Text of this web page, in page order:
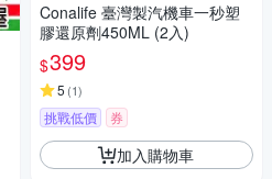
Conalife 臺灣製汽機車一秒塑
膠還原劑450ML (2入)
$399
5 (1)
挑戰低價 券
加入購物車